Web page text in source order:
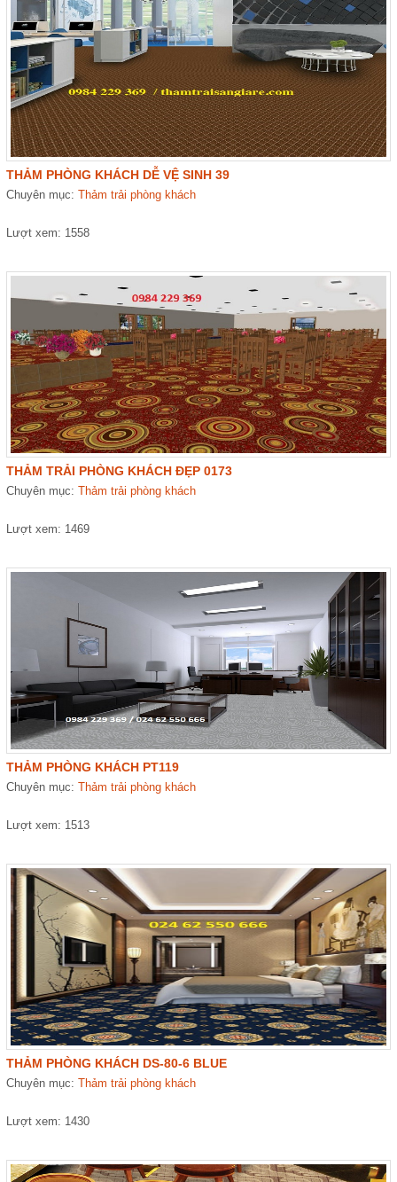
THẢM PHÒNG KHÁCH DỄ VỆ SINH 39
Chuyên mục:Thảm trải phòng khách
Lượt xem: 1558
THẢM TRẢI PHÒNG KHÁCH ĐẸP 0173
Chuyên mục:Thảm trải phòng khách
Lượt xem: 1469
THẢM PHÒNG KHÁCH PT119
Chuyên mục:Thảm trải phòng khách
Lượt xem: 1513
THẢM PHÒNG KHÁCH DS-80-6 BLUE
Chuyên mục:Thảm trải phòng khách
Lượt xem: 1430